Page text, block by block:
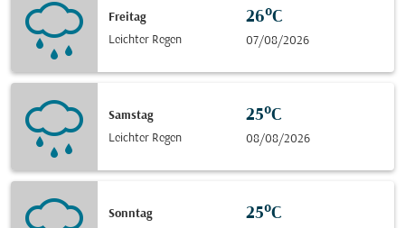
Freitag
Leichter Regen
26°C
07/08/2026
Samstag
Leichter Regen
25°C
08/08/2026
Sonntag
25°C